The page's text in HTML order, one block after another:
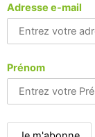
Adresse e-mail
Prénom